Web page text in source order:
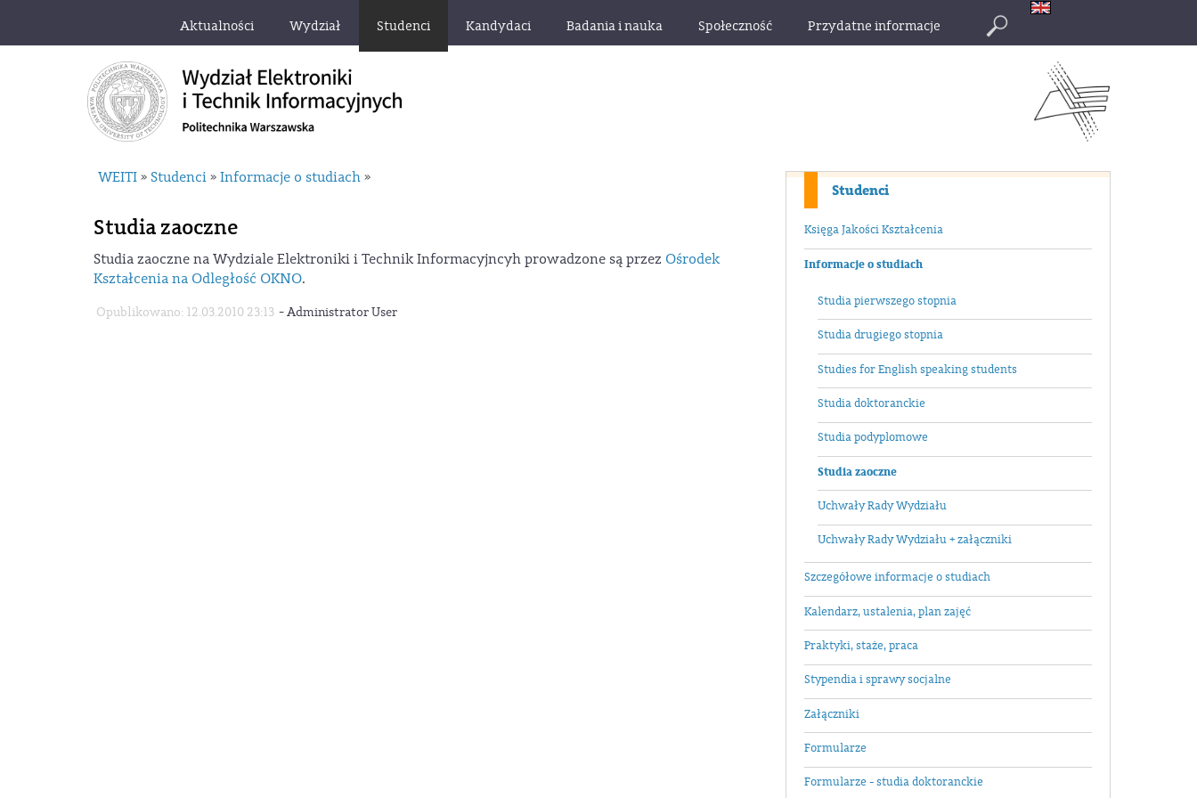
Aktualności Wydział Studenci Kandydaci Badania i nauka Społeczność Przydatne informacje
Studenci
Księga Jakości Kształcenia
Informacje o studiach
Studia pierwszego stopnia
Studia drugiego stopnia
Studies for English speaking students
Studia doktoranckie
Studia podyplomowe
Studia zaoczne
Uchwały Rady Wydziału
Uchwały Rady Wydziału + załączniki
Szczegółowe informacje o studiach
Kalendarz, ustalenia, plan zajęć
Praktyki, staże, praca
Stypendia i sprawy socjalne
Załączniki
Formularze
Formularze - studia doktoranckie
WEITI » Studenci » Informacje o studiach »
Studia zaoczne
Studia zaoczne na Wydziale Elektroniki i Technik Informacyjncyh prowadzone są przez Ośrodek
Kształcenia na Odległość OKNO.
Opublikowano: 12.03.2010 23:13 -Administrator User